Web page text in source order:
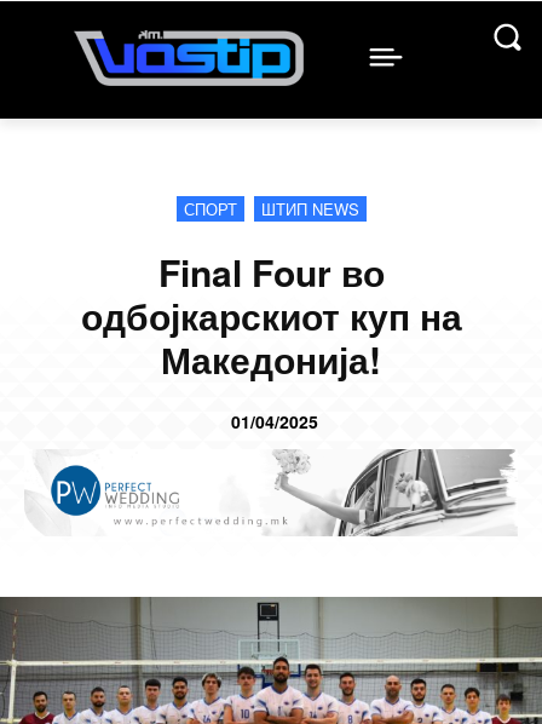
СПОРТ ШТИП NEWS
Final Four во
одбојкарскиот куп на
Македонија!
01/04/2025